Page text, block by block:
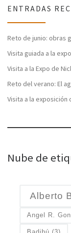
ENTRADAS
Reto de junio: obras
Visita guiada a la
Visita a la Expo de
Reto del verano: El
Visita a la exposición
Nube de
Alberto
Angel R.